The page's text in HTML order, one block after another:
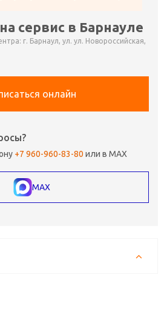
сервис в Барнауле
г. Барнаул, ул. ул. Новороссийская,
онлайн
+7 960-960-83-80 или в MAX
MAX